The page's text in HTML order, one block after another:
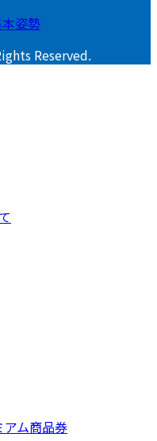
姿勢
Reserved.
ム商品券